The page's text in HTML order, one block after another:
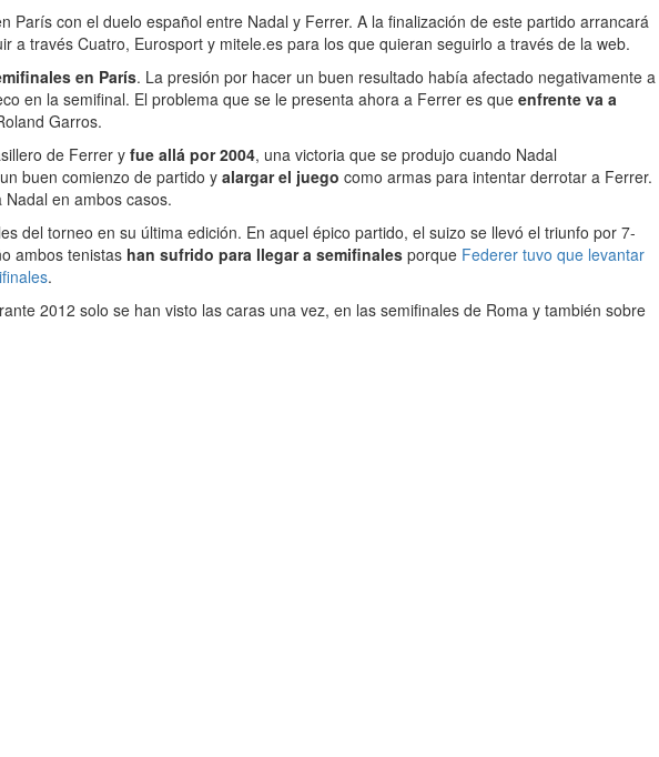
París con el duelo español entre Nadal y Ferrer. A la finalización de este partido arrancará
a través Cuatro, Eurosport y mitele.es para los que quieran seguirlo a través de la web.
en París. La presión por hacer un buen resultado había afectado negativamente a
en la semifinal. El problema que se le presenta ahora a Ferrer es que enfrente va a
Garros.
de Ferrer y fue allá por 2004, una victoria que se produjo cuando Nadal
buen comienzo de partido y alargar el juego como armas para intentar derrotar a Ferrer.
en ambos casos.
del torneo en su última edición. En aquel épico partido, el suizo se llevó el triunfo por 7-
ambos tenistas han sufrido para llegar a semifinales porque Federer tuvo que levantar
.
2012 solo se han visto las caras una vez, en las semifinales de Roma y también sobre